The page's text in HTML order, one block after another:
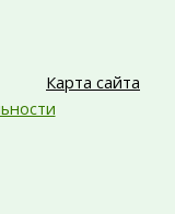
Карта сайта